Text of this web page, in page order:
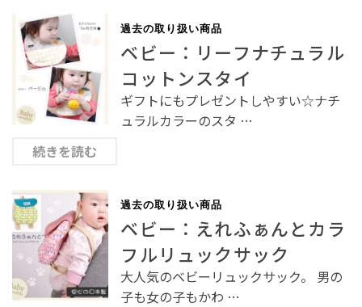
過去の取り扱い商品
ベビー：リーフナチュラル
コットンスタイ
ギフトにもプレゼントしやすい☆ナチ
ュラルカラーのスタ …
続きを読む
過去の取り扱い商品
ベビー：えれふぁんとカラ
フルリュックサック
大人気のベビーリュックサック。 男の
子も女の子もかわ …